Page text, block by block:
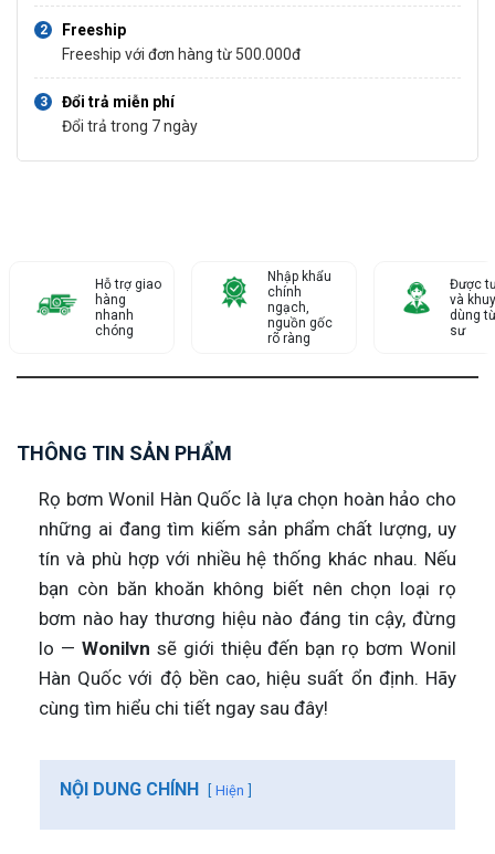
Freeship
Freeship với đơn hàng từ 500.000đ
Đổi trả miễn phí
Đổi trả trong 7 ngày
Hỗ trợ giao
hàng
nhanh
chóng
Nhập khẩu
chính
ngạch,
nguồn gốc
rõ ràng
Được
và
dùng
sư
THÔNG TIN SẢN PHẨM
Rọ bơm Wonil Hàn Quốc là lựa chọn hoàn hảo cho
những ai đang tìm kiếm sản phẩm chất lượng, uy
tín và phù hợp với nhiều hệ thống khác nhau. Nếu
bạn còn băn khoăn không biết nên chọn loại rọ
bơm nào hay thương hiệu nào đáng tin cậy, đừng
lo — Wonilvn sẽ giới thiệu đến bạn rọ bơm Wonil
Hàn Quốc với độ bền cao, hiệu suất ổn định. Hãy
cùng tìm hiểu chi tiết ngay sau đây!
NỘI DUNG CHÍNH Hiện